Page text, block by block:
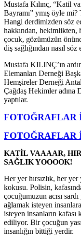
Mustafa Kılınç, “Katil
Bayramı” ymış öyle mi?
Hangi derdimizden söz
hakkından, hekimlikten,
çocuk, gözümüzün
diş sağlığından nasıl
Mustafa KILINÇ’ın
Elemanları Derneği
Hemşireler Derneği
Çağdaş Hekimler adına
yaptılar.
KATİL VAAAAR,
SAĞLIK YOOOOK!
Her yer hırsızlık, her
kokusu. Polisin,
çocuğumuzun acısı
ağlamak isteyen
isteyen insanların kafası
ediliyor. Bir çocuğun
insanlığın bittiği yerdir.